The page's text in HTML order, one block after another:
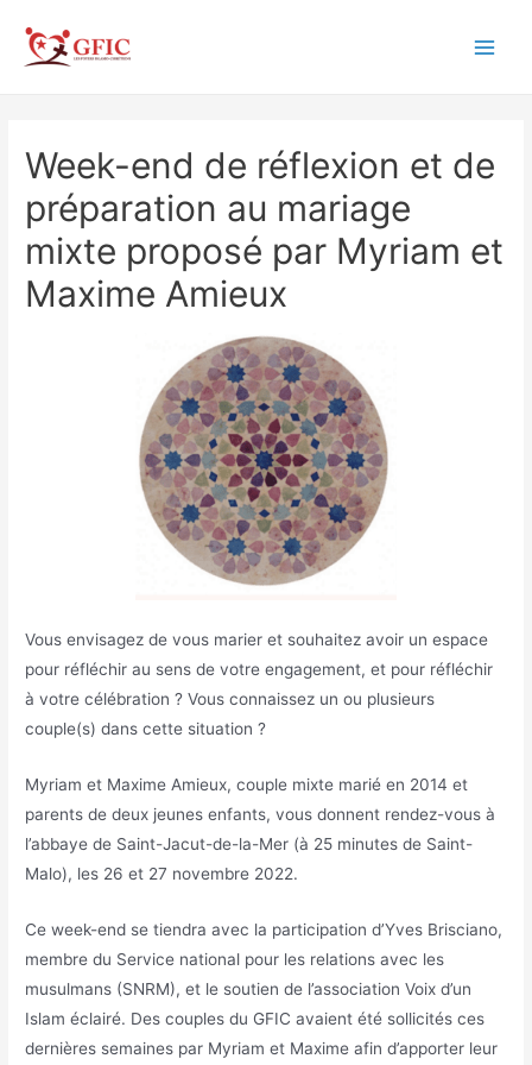
contenu
Week-end de réflexion et de
préparation au mariage
mixte proposé par Myriam et
Maxime Amieux
Vous envisagez de vous marier et souhaitez avoir un espace
pour réfléchir au sens de votre engagement, et pour réfléchir
à votre célébration ? Vous connaissez un ou plusieurs
couple(s) dans cette situation ?
Myriam et Maxime Amieux, couple mixte marié en 2014 et
parents de deux jeunes enfants, vous donnent rendez-vous à
l’abbaye de Saint-Jacut-de-la-Mer (à 25 minutes de Saint-
Malo), les 26 et 27 novembre 2022.
Ce week-end se tiendra avec la participation d’Yves Brisciano,
membre du Service national pour les relations avec les
musulmans (SNRM), et le soutien de l’association Voix d’un
Islam éclairé. Des couples du GFIC avaient été sollicités ces
dernières semaines par Myriam et Maxime afin d’apporter leur